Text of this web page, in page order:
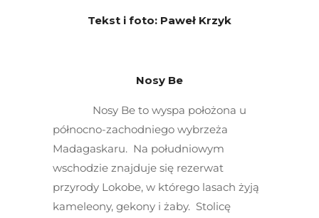
Tekst i foto: Paweł Krzyk
Nosy Be
Nosy Be to wyspa położona u
północno-zachodniego wybrzeża
Madagaskaru. Na południowym
wschodzie znajduje się rezerwat
przyrody Lokobe, w którego lasach żyją
kameleony, gekony i żaby. Stolicę